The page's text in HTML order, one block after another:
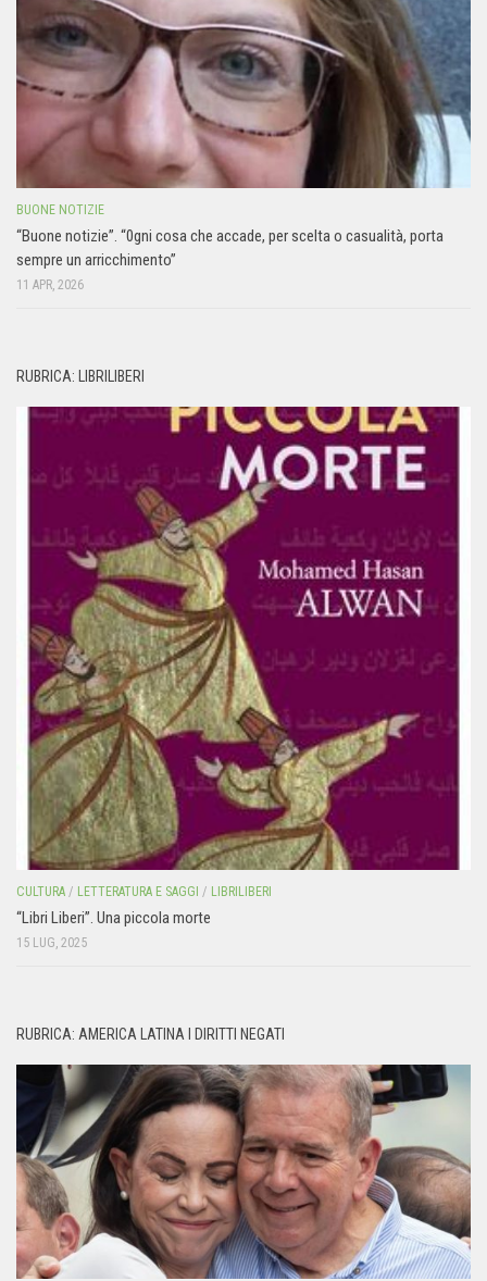
BUONE NOTIZIE
“Buone notizie”. “0gni cosa che accade, per scelta o casualità, porta
sempre un arricchimento”
11 APR, 2026
RUBRICA: LIBRILIBERI
CULTURA / LETTERATURA E SAGGI / LIBRILIBERI
“Libri Liberi”. Una piccola morte
15 LUG, 2025
RUBRICA: AMERICA LATINA I DIRITTI NEGATI